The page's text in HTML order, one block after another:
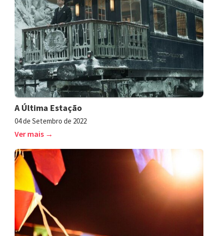
A Última Estação
04 de Setembro de 2022
Ver mais →